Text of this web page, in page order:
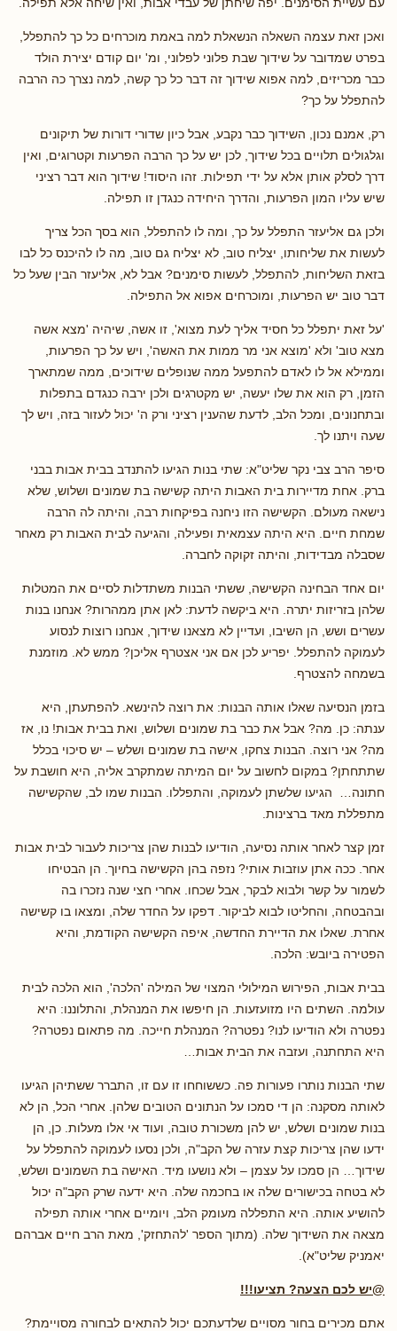
ואכן זאת עצמה השאלה הנשאלת למה באמת מוכרחים כל כך להתפלל,
בפרט שמדובר על שידוך שבת פלוני לפלוני, ומ' יום קודם יצירת הולד
כבר מכריזים, למה אפוא שידוך זה דבר כל כך קשה, למה נצרך כה הרבה
להתפלל על כך?
רק, אמנם נכון, השידוך כבר נקבע, אבל כיון שדורי דורות של תיקונים
וגלגולים תלויים בכל שידוך, לכן יש על כך הרבה הפרעות וקטרוגים, ואין
דרך לסלק אותן אלא על ידי תפילות. זהו היסוד! שידוך הוא דבר רציני
שיש עליו המון הפרעות, והדרך היחידה כנגדן זו תפילה.
ולכן גם אליעזר התפלל על כך, ומה לו להתפלל, הוא בסך הכל צריך
לעשות את שליחותו, יצליח טוב, לא יצליח גם טוב, מה לו להיכנס כל לבו
בזאת השליחות, להתפלל, לעשות סימנים? אבל לא, אליעזר הבין שעל כל
דבר טוב יש הפרעות, ומוכרחים אפוא אל התפילה.
'על זאת יתפלל כל חסיד אליך לעת מצוא', זו אשה, שיהיה 'מצא אשה
מצא טוב' ולא 'מוצא אני מר ממות את האשה', ויש על כך הפרעות,
וממילא אל לו לאדם להתפעל ממה שנופלים שידוכים, ממה שמתארך
הזמן, רק הוא את שלו יעשה, יש מקטרגים ולכן ירבה כנגדם בתפלות
ובתחנונים, ומכל הלב, לדעת שהענין רציני ורק ה' יכול לעזור בזה, ויש לך
שעה ויתנו לך.
סיפר הרב צבי נקר שליט"א: שתי בנות הגיעו להתנדב בבית אבות בבני
ברק. אחת מדיירות בית האבות היתה קשישה בת שמונים ושלוש, שלא
נישאה מעולם. הקשישה הזו ניחנה בפיקחות רבה, והיתה לה הרבה
שמחת חיים. היא היתה עצמאית ופעילה, והגיעה לבית האבות רק מאחר
שסבלה מבדידות, והיתה זקוקה לחברה.
יום אחד הבחינה הקשישה, ששתי הבנות משתדלות לסיים את המטלות
שלהן בזריזות יתרה. היא ביקשה לדעת: לאן אתן ממהרות? אנחנו בנות
עשרים ושש, הן השיבו, ועדיין לא מצאנו שידוך, אנחנו רוצות לנסוע
לעמוקה להתפלל. יפריע לכן אם אני אצטרף אליכן? ממש לא. מוזמנת
בשמחה להצטרף.
בזמן הנסיעה שאלו אותה הבנות: את רוצה להינשא. להפתעתן, היא
ענתה: כן. מה? אבל את כבר בת שמונים ושלוש, ואת בבית אבות! נו, אז
מה? אני רוצה. הבנות צחקו, אישה בת שמונים ושלש – יש סיכוי בכלל
שתתחתן? במקום לחשוב על יום המיתה שמתקרב אליה, היא חושבת על
חתונה… הגיעו שלשתן לעמוקה, והתפללו. הבנות שמו לב, שהקשישה
מתפללת מאד ברצינות.
זמן קצר לאחר אותה נסיעה, הודיעו לבנות שהן צריכות לעבור לבית אבות
אחר. ככה אתן עוזבות אותי? נזפה בהן הקשישה בחיוך. הן הבטיחו
לשמור על קשר ולבוא לבקר, אבל שכחו. אחרי חצי שנה נזכרו בה
ובהבטחה, והחליטו לבוא לביקור. דפקו על החדר שלה, ומצאו בו קשישה
אחרת. שאלו את הדיירת החדשה, איפה הקשישה הקודמת, והיא
הפטירה ביובש: הלכה.
בבית אבות, הפירוש המילולי המצוי של המילה 'הלכה', הוא הלכה לבית
עולמה. השתים היו מזועזעות. הן חיפשו את המנהלת, והתלוננו: היא
נפטרה ולא הודיעו לנו? נפטרה? המנהלת חייכה. מה פתאום נפטרה?
היא התחתנה, ועזבה את הבית אבות…
שתי הבנות נותרו פעורות פה. כששוחחו זו עם זו, התברר ששתיהן הגיעו
לאותה מסקנה: הן די סמכו על הנתונים הטובים שלהן. אחרי הכל, הן לא
בנות שמונים ושלש, יש להן משכורת טובה, ועוד אי אלו מעלות. כן, הן
ידעו שהן צריכות קצת עזרה של הקב"ה, ולכן נסעו לעמוקה להתפלל על
שידוך… הן סמכו על עצמן – ולא נושעו מיד. האישה בת השמונים ושלש,
לא בטחה בכישורים שלה או בחכמה שלה. היא ידעה שרק הקב"ה יכול
להושיע אותה. היא התפללה מעומק הלב, ויומיים אחרי אותה תפילה
מצאה את השידוך שלה. (מתוך הספר 'להתחזק', מאת הרב חיים אברהם
יאמניק שליט"א).
@יש לכם הצעה? תציעו!!!
אתם מכירים בחור מסויים שלדעתכם יכול להתאים לבחורה מסויימת?